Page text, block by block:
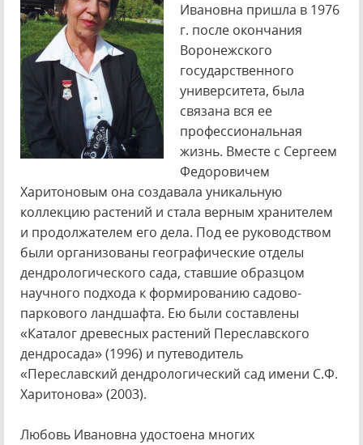
Ивановна пришла в 1976
г. после окончания
Воронежского
государственного
университета, была
связана вся ее
профессиональная
жизнь. Вместе с Сергеем
Федоровичем
Харитоновым она создавала уникальную
коллекцию растений и стала верным хранителем
и продолжателем его дела. Под ее руководством
были организованы географические отделы
дендрологического сада, ставшие образцом
научного подхода к формированию садово-
паркового ландшафта. Ею были составлены
«Каталог древесных растений Переславского
дендросада» (1996) и путеводитель
«Переславский дендрологический сад имени С.Ф.
Харитонова» (2003).
Любовь Ивановна удостоена многих